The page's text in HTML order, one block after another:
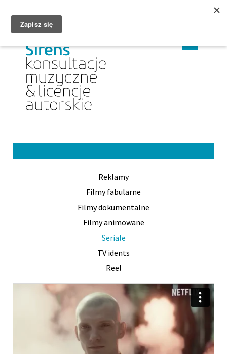
LANGUAGE
Reklamy
Filmy fabularne
Filmy dokumentalne
Filmy animowane
Seriale
TV idents
Reel